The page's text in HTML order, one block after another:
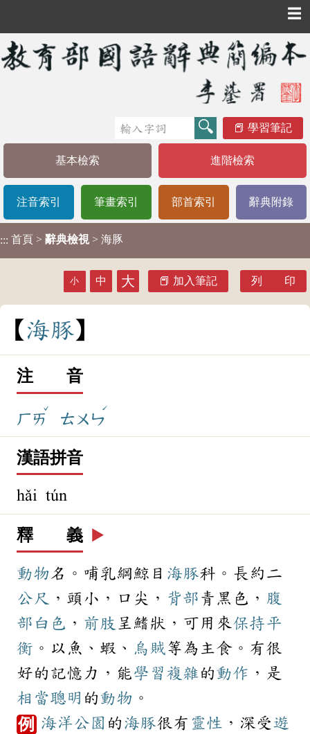
☰
學習筆記
基本檢索 進階檢索
注音索引 筆畫索引 部首索引 辭典附錄
::: 首頁 > 辭典檢視 > 海豚
小 中 大 加入筆記 列 印
海豚
注 音
ㄏㄞ
ˇ
ㄊㄨㄣ
ˊ
漢語拼音
hǎi tún
釋 義 ▶️
動物名。哺乳綱鯨目 海豚科。長約二
公尺 ，頭小，口尖， 背部 青黑色， 腹
部 白色 ， 前肢 呈鰭狀，可用來保持平
衡 。以魚、蝦、 烏賊等為主食。有很
好的記憶力，能學習 複雜 的動作 ，是
相當聰明 的動物 。
例 海洋公園 的 海豚很有 靈性 ，深受遊